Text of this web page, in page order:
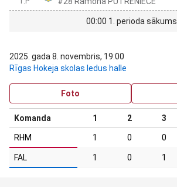
00:00 1. perioda sākums
2025. gada 8. novembris, 19:00
Rīgas Hokeja skolas ledus halle
Foto
Komanda 1 2 3
RHM 1 0 0
FAL 1 0 1